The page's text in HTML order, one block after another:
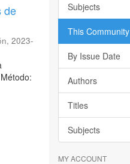
de
,2023-
Subjects
This Community
By Issue Date
Authors
Titles
Subjects
MY ACCOUNT